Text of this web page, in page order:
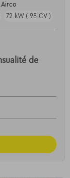
72 kW ( 98 CV )
de